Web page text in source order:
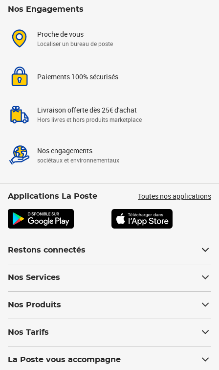
Nos Engagements
Proche de vous
Localiser un bureau de poste
Paiements 100% sécurisés
Livraison offerte dès 25€ d'achat
Hors livres et hors produits marketplace
Nos engagements
sociétaux et environnementaux
Applications La Poste Toutes nos applications
Restons connectés
Nos Services
Nos Produits
Nos Tarifs
La Poste vous accompagne